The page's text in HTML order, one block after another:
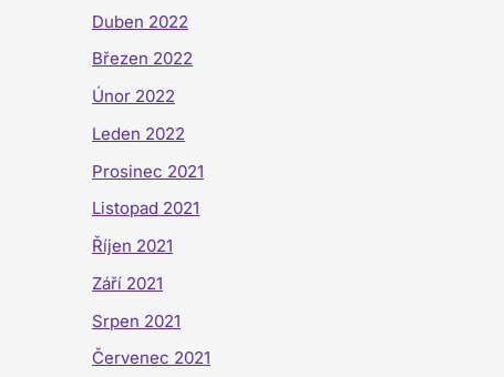
Duben 2022
Březen 2022
Únor 2022
Leden 2022
Prosinec 2021
Listopad 2021
Říjen 2021
Září 2021
Srpen 2021
Červenec 2021